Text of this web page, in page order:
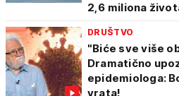
2,6 miliona
DRUŠTVO
"Biće sve više
Dramatično
epidemiologa:
vrata!